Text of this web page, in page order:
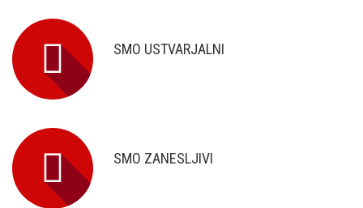
SMO USTVARJALNI
SMO ZANESLJIVI